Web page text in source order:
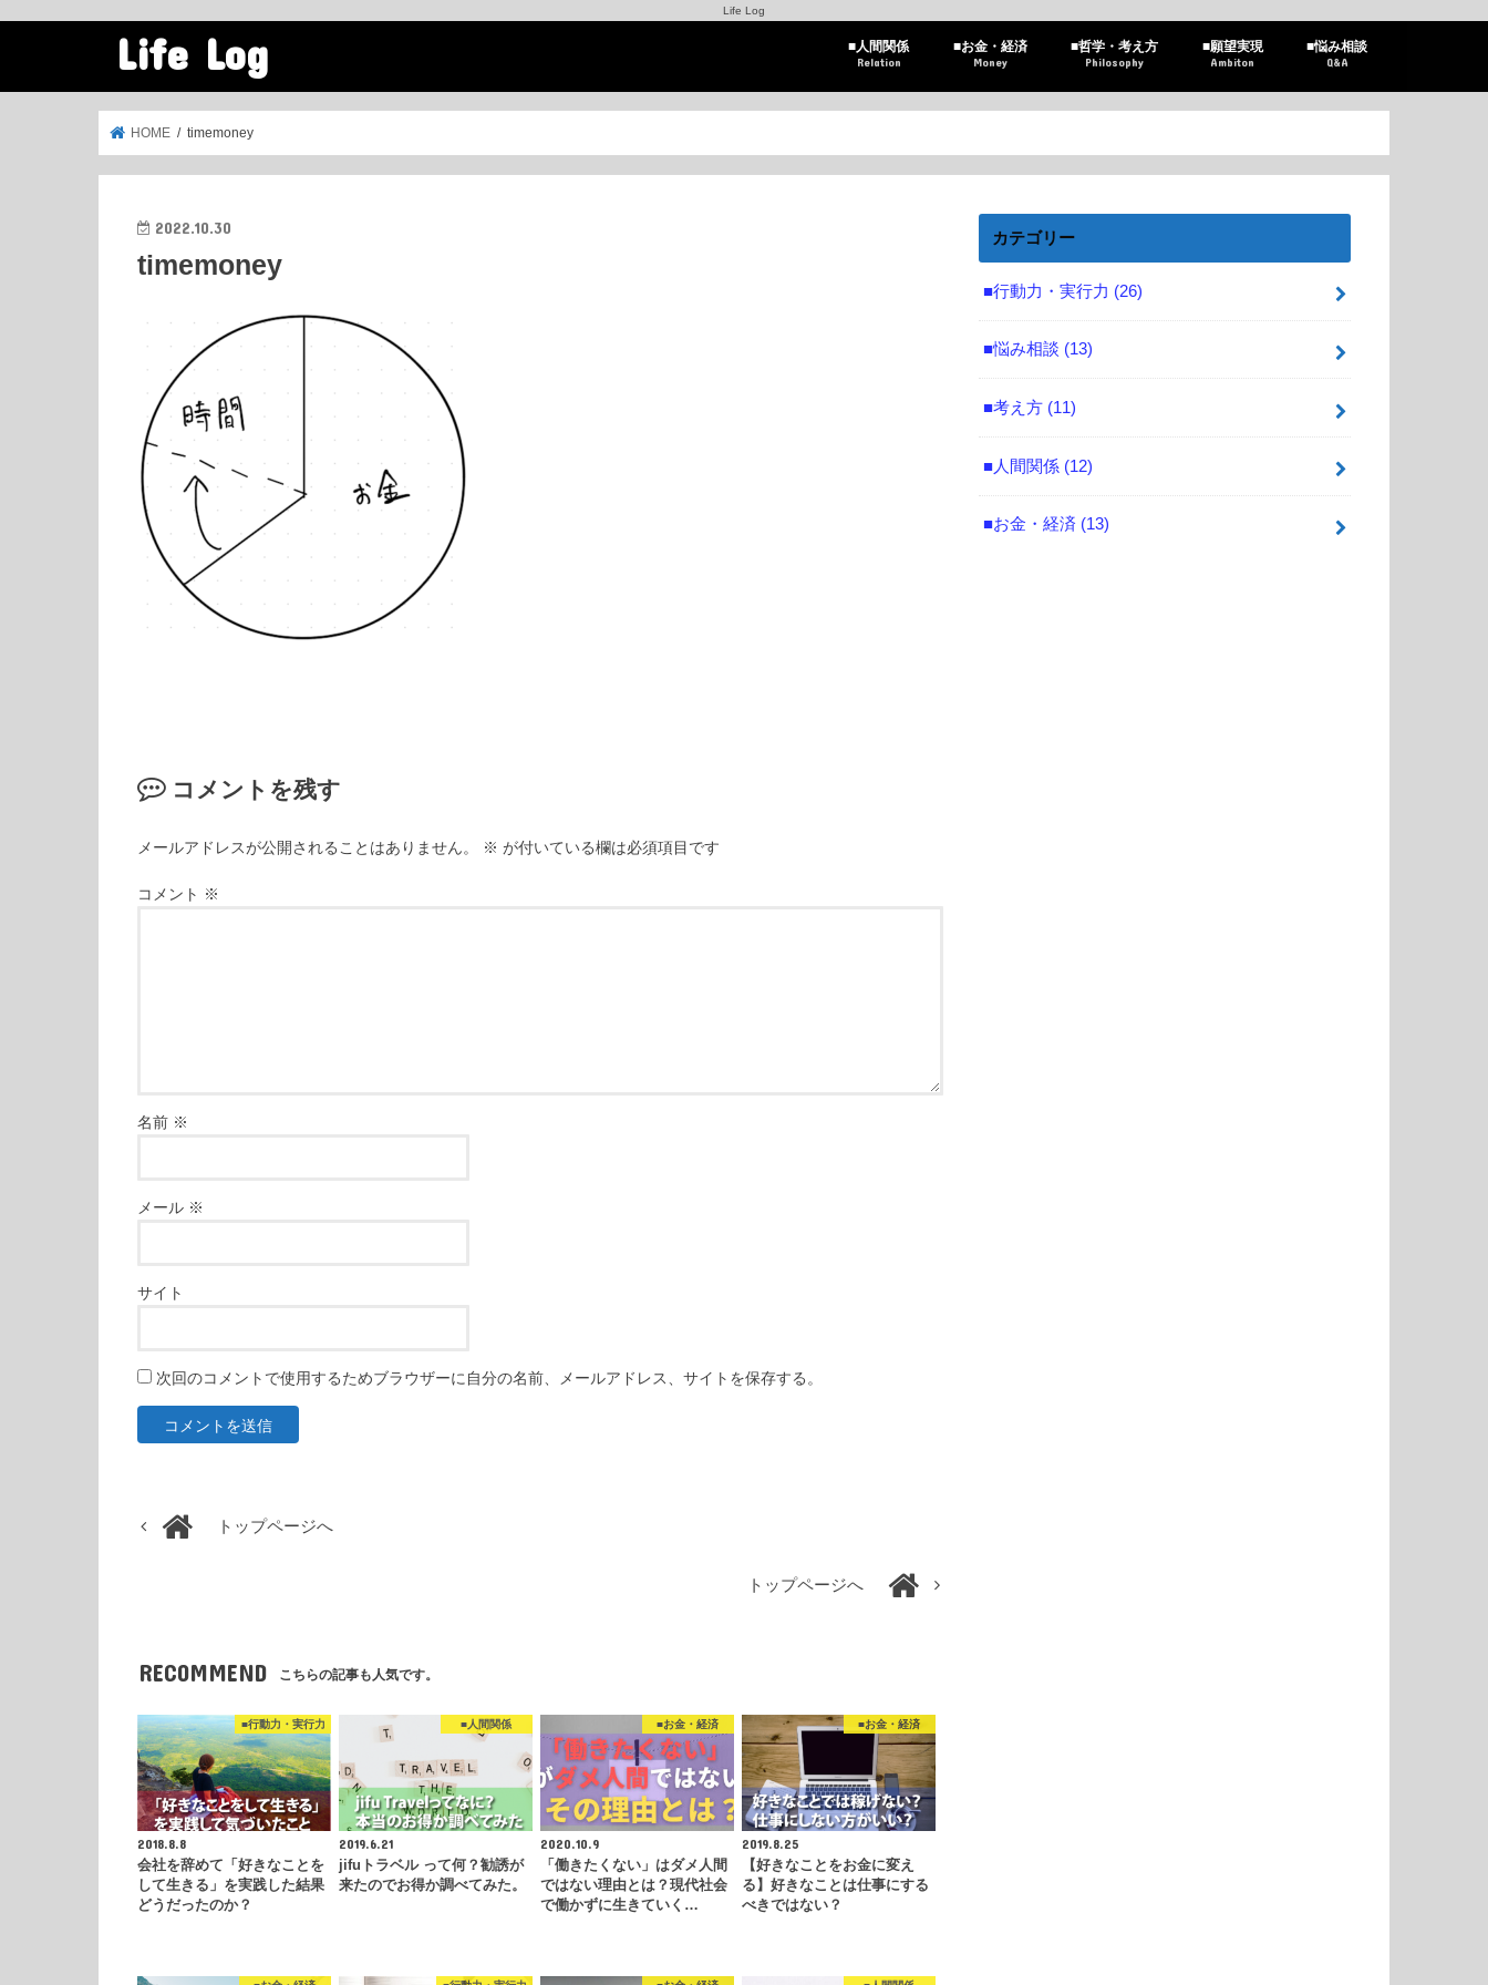
Life Log
Life Log ■人間関係
Relation
■お金・経済
Money
■哲学・考え方
Philosophy
■願望実現
Ambiton
■悩み相談
Q&A
HOME timemoney
2022.10.30
timemoney
コメントを残す
メールアドレスが公開されることはありません。 ※ が付いている欄は必須項目です
コメント ※
名前 ※
メール ※
サイト
次回のコメントで使用するためブラウザーに自分の名前、メールアドレス、サイトを保存する。
トップページへ
トップページへ
RECOMMEND こちらの記事も人気です。
■行動力・実行力
2018.8.8
会社を辞めて「好きなことを
して生きる」を実践した結果
どうだったのか？
■人間関係
2019.6.21
jifuトラベル って何？勧誘が
来たのでお得か調べてみた。
■お金・経済
2020.10.9
「働きたくない」はダメ人間
ではない理由とは？現代社会
で働かずに生きていく…
■お金・経済
2019.8.25
【好きなことをお金に変え
る】好きなことは仕事にする
べきではない？
カテゴリー
■行動力・実行力 (26)
■悩み相談 (13)
■考え方 (11)
■人間関係 (12)
■お金・経済 (13)